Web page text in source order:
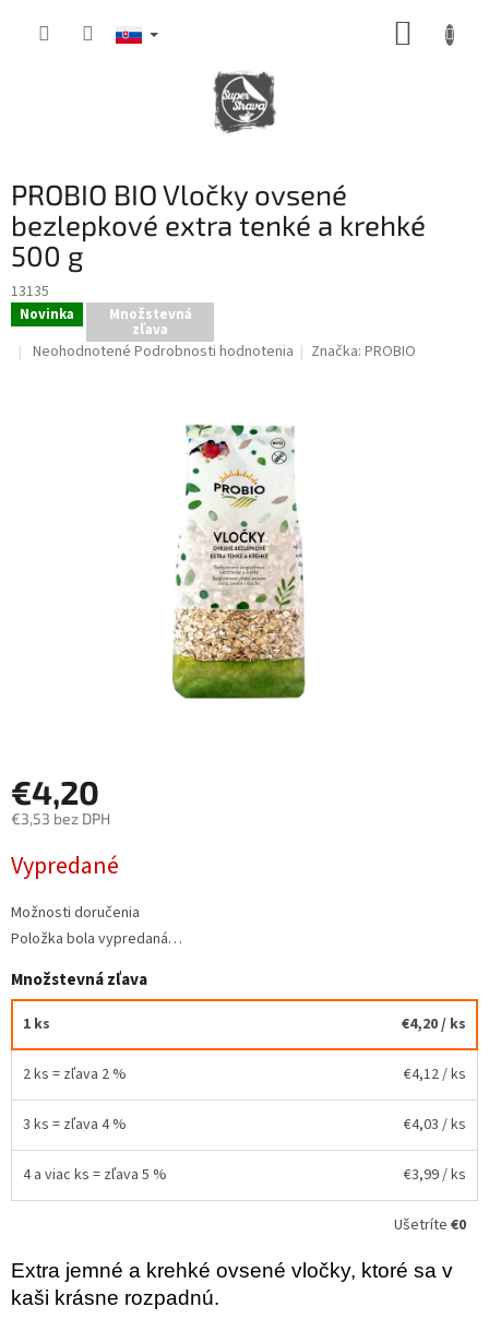
PROBIO BIO Vločky ovsené
bezlepkové extra tenké a krehké
500 g
13135
Novinka Množstevná
zľava
Priemerné
Neohodnotené Podrobnosti hodnotenia Značka:PROBIO
€4,20
€3,53 bez DPH
cena:
Vypredané
Možnosti doručenia
Položka bola vypredaná…
Množstevná zľava
1 ks €4,20/ ks
2 ks = zľava 2 % €4,12/ ks
3 ks = zľava 4 % €4,03 / ks
4 a viac ks = zľava 5 % €3,99/ ks
Ušetríte €0
Extra jemné a krehké ovsené vločky, ktoré sa v
kaši krásne rozpadnú.